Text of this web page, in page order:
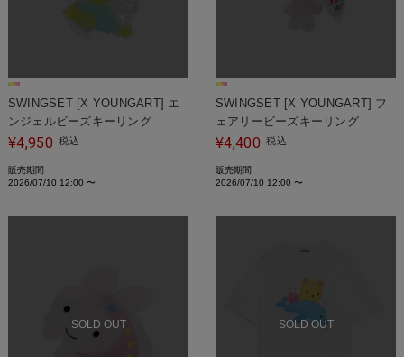
SWINGSET [X YOUNGART] エ
ンジェルビーズキーリング
¥4,950 税込
販売期間
2026/07/10 12:00 〜
SWINGSET [X YOUNGART] フ
ェアリービーズキーリング
¥4,400 税込
販売期間
2026/07/10 12:00 〜
SOLD OUT SOLD OUT